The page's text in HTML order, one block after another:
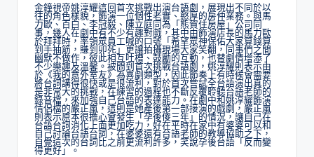
金鐘視帝姚淳耀這回首次挑戰出演台語劇，展現出不同於以
往的角色樣貌，飾演一位個性老實、憨厚的房仲業務。與馬
力歐、百白、李冠毅、陳立庭同為「熊賀住房屋」公司同
事，幾人在劇中有不少有趣對戲，其中由飾演店長的馬力歐
於拜拜時，率領眾員工喊的口號「希望眾神保佑大家算錢算
到手抽筋，賺到卯死」更讓拍攝現場大家笑翻，同事們之間
幽默不做作，彼此相互吐槽、鼓勵的互動，也替劇情增添了
不少樂趣及溫馨。被問到首次挑戰台語劇，姚淳耀則表示由
於《我的意外室友》為喜劇類型，因此節奏上有時候會需要
將台詞講得很快或是很流利，對於首次嘗試全台語演出真的
是非常大的挑戰，在練習的過程也不斷反覆聆聽台語老師的
錄音檔，來加強自己台語的表達能力。在劇中和姚淳耀飾演
情侶檔的嚴正嵐，這則是她產後第一部接演的戲劇，嚴正嵐
則表示原本很擔心會發生「孕後傻三年」的情況，讓自己在
台語台詞消化上面更加吃力，好在平時在家中有婆婆可以和
自己討論台語台詞，在婆婆還有台語老師的教導協助之下，
自覺這次的台詞比之前更流利許多，笑說孕後台語「反而變
得更好」。